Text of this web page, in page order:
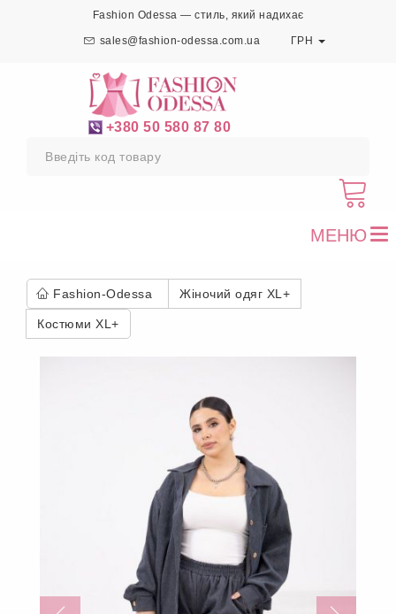
Fashion Odessa — стиль, який надихає
sales@fashion-odessa.com.ua ГРН
+380 50 580 87 80
МЕНЮ
Fashion-Odessa Жіночий одяг XL+
Костюми XL+